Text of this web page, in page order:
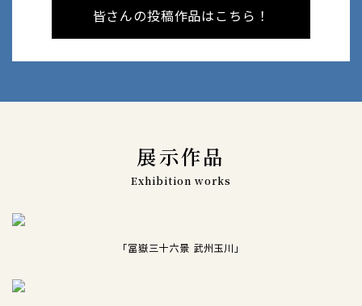
皆さんの投稿作品はこちら！
展示作品
Exhibition works
「冨嶽三十六景 武州玉川」